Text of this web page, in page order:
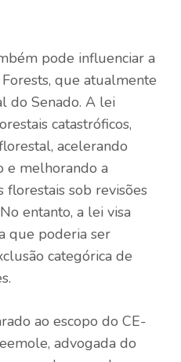
pode influenciar a
que atualmente
do Senado. A lei
catastróficos,
acelerando
e melhorando a
florestais sob revisões
entanto, a lei visa
que poderia ser
categórica de
ao escopo do CE-
advogada do